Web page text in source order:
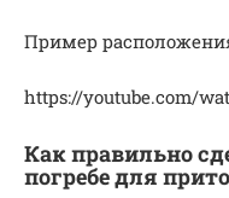
Пример
https://youtube.com/
Как правильно
погребе для